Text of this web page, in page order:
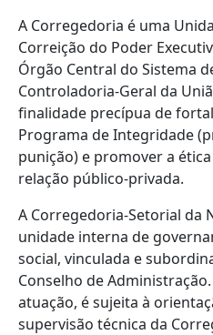
A Corregedoria é uma
Correição do Poder
Órgão Central do Sistema
Controladoria-Geral da
finalidade precípua de
Programa de Integridade
punição) e promover a
relação público-privada.
A Corregedoria-Setorial da
unidade interna de
social, vinculada e
Conselho de
atuação, é sujeita à
supervisão técnica da